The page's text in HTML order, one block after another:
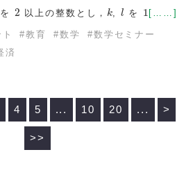
2
2 以上の整数とし， k
k ,ll を 1
1 [……]
#教育 #数学 #数学セミナー
済
4 5 ... 10 20 ... >
>>